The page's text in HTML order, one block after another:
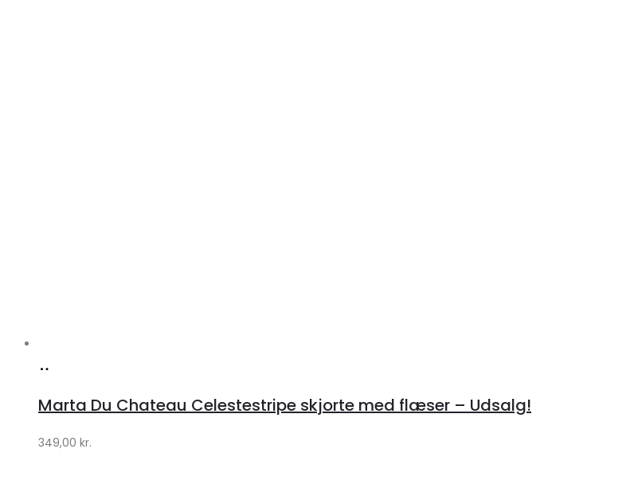
Klædeskabet.dk
Marta Du Chateau Celestestripe skjorte med flæser – Udsalg!
349,00 kr.